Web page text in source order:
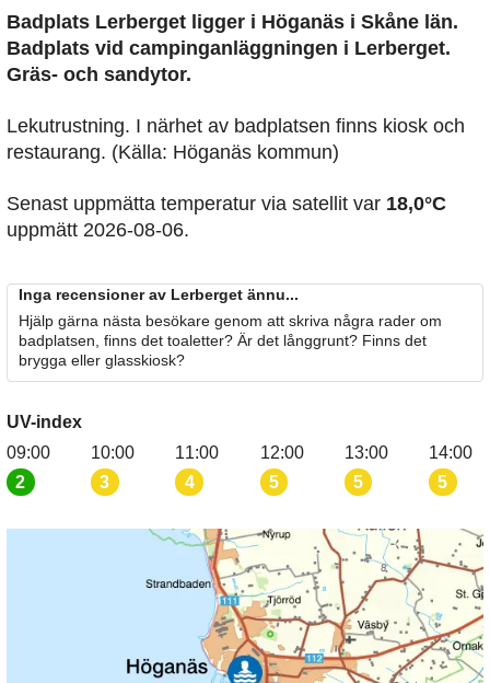
Badplats Lerberget ligger i Höganäs i Skåne län.
Badplats vid campinganläggningen i Lerberget.
Gräs- och sandytor.
Lekutrustning. I närhet av badplatsen finns kiosk och
restaurang. (Källa: Höganäs kommun)
Senast uppmätta temperatur via satellit var 18,0°C
uppmätt 2026-08-06.
Inga recensioner av Lerberget ännu...
Hjälp gärna nästa besökare genom att skriva några rader om
badplatsen, finns det toaletter? Är det långgrunt? Finns det
brygga eller glasskiosk?
UV-index
09:00
2
10:00
3
11:00
4
12:00
5
13:00
5
14:00
5